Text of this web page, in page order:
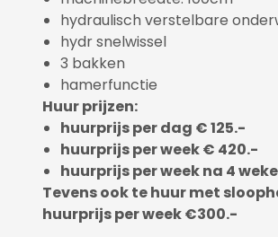
hydraulisch verstelbare
hydr snelwissel
3 bakken
hamerfunctie
Huur prijzen:
huurprijs per dag € 125.-
huurprijs per week € 420.-
huurprijs per week na 4
Tevens ook te huur met
huurprijs per week €300.-